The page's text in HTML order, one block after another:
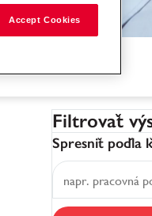
Filtrovať
Spresniť podľa
Accept Cookies